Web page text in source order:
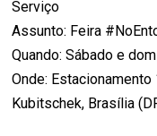
Serviço
Assunto: Feira
Quando: Sábado e
Onde:
Kubitschek, Brasília